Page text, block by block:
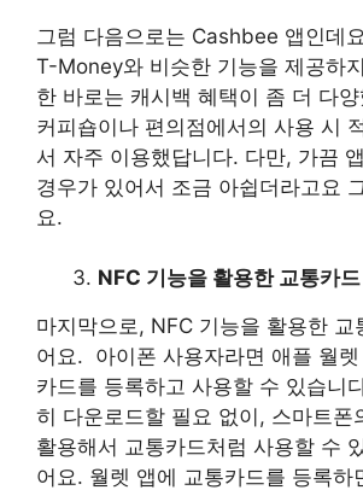
그럼 다음으로는 Cashbee 앱인데
T-Money와 비슷한 기능을 제공하
한 바로는 캐시백 혜택이 좀 더 다
커피숍이나 편의점에서의 사용 시
서 자주 이용했답니다. 다만, 가끔
경우가 있어서 조금 아쉽더라고요
요.
NFC 기능을 활용한 교통카드
마지막으로, NFC 기능을 활용한 교
어요. 아이폰 사용자라면 애플 월
카드를 등록하고 사용할 수 있습니
히 다운로드할 필요 없이, 스마트폰
활용해서 교통카드처럼 사용할 수
어요. 월렛 앱에 교통카드를 등록하